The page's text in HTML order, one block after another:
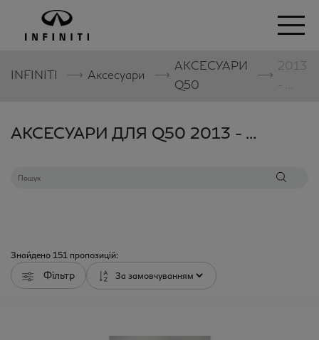
INFINITI ⟶ Аксесуари ⟶
АКСЕСУАРИ
Q50
⟶
2013
- ...
АКСЕСУАРИ ДЛЯ Q50 2013 - ...
Знайдено 151 пропозицій:
Фільтр